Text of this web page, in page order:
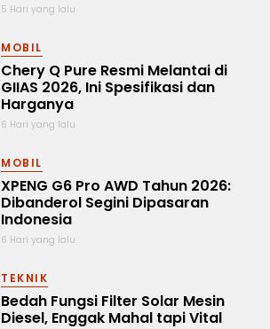
5 Hari yang lalu
MOBIL
Chery Q Pure Resmi Melantai di
GIIAS 2026, Ini Spesifikasi dan
Harganya
6 Hari yang lalu
MOBIL
XPENG G6 Pro AWD Tahun 2026:
Dibanderol Segini Dipasaran
Indonesia
6 Hari yang lalu
TEKNIK
Bedah Fungsi Filter Solar Mesin
Diesel, Enggak Mahal tapi Vital